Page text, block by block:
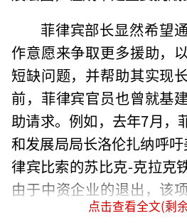
菲律宾部长显然希望
作意愿来争取更多援助，
短缺问题，并帮助其实现
前，菲律宾官员也曾就基
助请求。例如，去年7月，
和发展局局长洛伦扎纳呼
律宾比索的苏比克-克拉克
由于中资企业的退出，该
难，菲律宾不得不转向美国
点击查看全文(剩